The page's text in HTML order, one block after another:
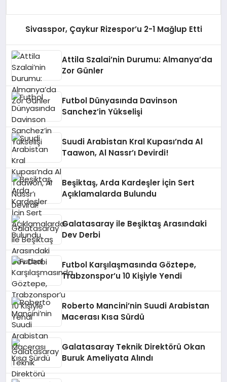
Sivasspor, Çaykur Rizespor’u 2-1 Mağlup Etti
Attila Szalai’nin Durumu: Almanya’da
Zor Günler
Futbol Dünyasında Davinson
Sanchez’in Yükselişi
Suudi Arabistan Kral Kupası’nda Al
Taawon, Al Nassr’ı Devirdi!
Beşiktaş, Arda Kardeşler İçin Sert
Açıklamalarda Bulundu
Galatasaray ile Beşiktaş Arasındaki
Dev Derbi
Futbol Karşılaşmasında Göztepe,
Trabzonspor’u 10 Kişiyle Yendi
Roberto Mancini’nin Suudi Arabistan
Macerası Kısa Sürdü
Galatasaray Teknik Direktörü Okan
Buruk Ameliyata Alındı